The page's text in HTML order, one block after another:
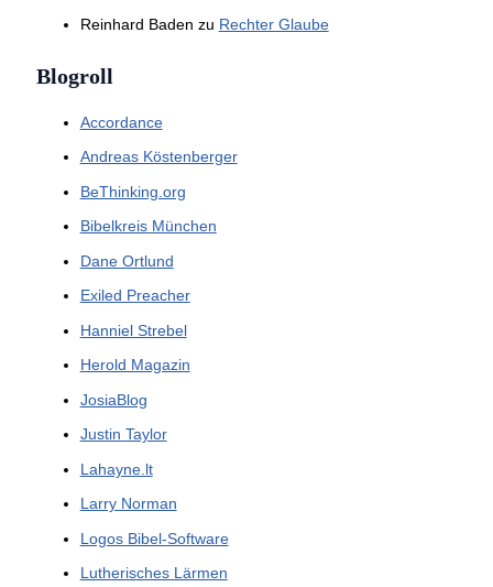
Reinhard Baden zu Rechter Glaube
Blogroll
Accordance
Andreas Köstenberger
BeThinking.org
Bibelkreis München
Dane Ortlund
Exiled Preacher
Hanniel Strebel
Herold Magazin
JosiaBlog
Justin Taylor
Lahayne.lt
Larry Norman
Logos Bibel-Software
Lutherisches Lärmen